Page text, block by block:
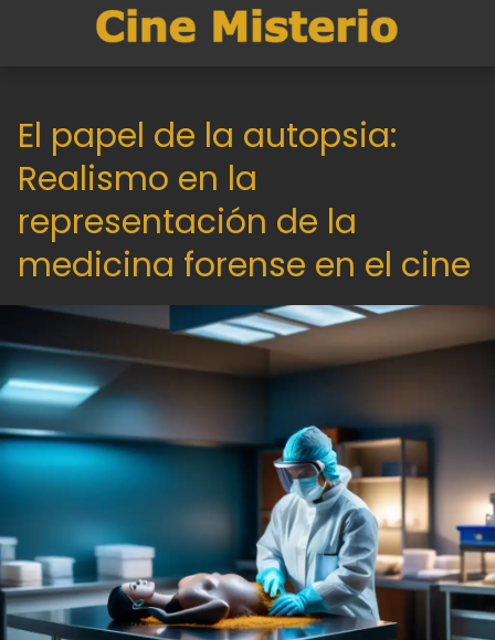
El papel de la autopsia:
Realismo en la
representación de la
medicina forense en el cine